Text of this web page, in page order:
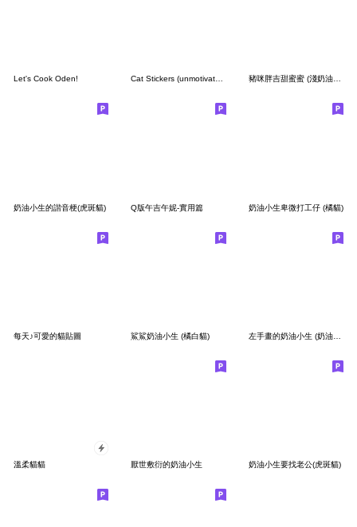
Let's Cook Oden! Cat Stickers (unmotivated) 3 豬咪胖吉甜蜜蜜 (淺奶油虎斑貓)
奶油小生的諧音梗(虎斑貓) Q版午吉午妮-實用篇 奶油小生卑微打工仔 (橘貓)
每天♪可愛的貓貼圖 鯊鯊奶油小生 (橘白貓) 左手畫的奶油小生 (奶油虎斑)
溫柔貓貓 厭世敷衍的奶油小生 奶油小生要找老公(虎斑貓)